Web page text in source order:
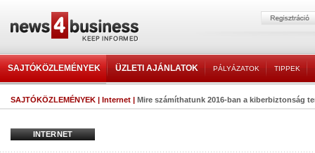
SAJTÓKÖZLEMÉNYEK ÜZLETI AJÁNLATOK PÁLYÁZATOK TIPPEK
SAJTÓKÖZLEMÉNYEK | Internet | Mire számíthatunk 2016-ban a kiberbiztonság
INTERNET